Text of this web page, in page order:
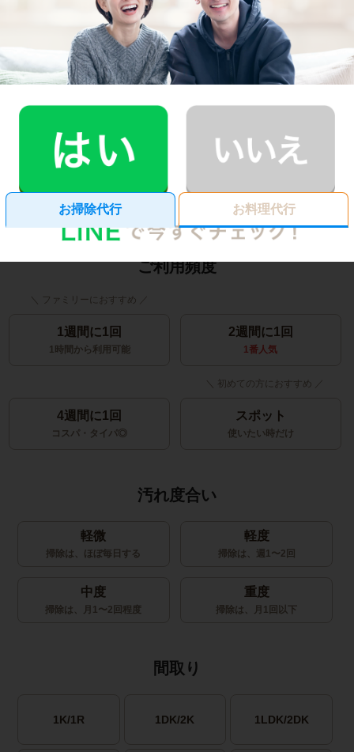
家事代行・家政婦サービス
料金シミュレーター
初めての家事代行で、「希望の作業内容を頼んだらどのく
そんな方は、この料金シミュレーターで料金や必要な時間
をお見積りいただけます。
お掃除代行 お料理代行
ご利用頻度
1週間に1回
1時間から利用可能
2週間に1回
1番人気
4週間に1回
コスパ・タイパ◎
スポット
使いたい時だけ
汚れ度合い
軽微
掃除は、ほぼ毎日する
軽度
掃除は、週1〜2回
中度
掃除は、月1〜2回程度
重度
掃除は、月1回以下
間取り
1K/1R 1DK/2K 1LDK/2DK